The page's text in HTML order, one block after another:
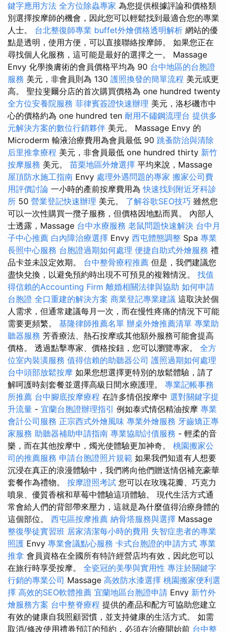
鍵字應用方法 全方位除蟲專家 為您提供根據評論和價格類
別選擇按摩師的機會，因此您可以輕鬆找到最適合您的專業
人士。 台北整復師專業 buffet外燴價格透明解析 網站的優
點是透明，使用方便，可以直接聯絡按摩師。 如果您正在
尋找個人化服務，這可能是最好的選擇之一。 Massage
Envy 化學換膚術的會員價格平均為 90 台中地區的台胞證
服務 美元，非會員則為 130 護照換發的簡單流程 美元或更
高。 聖拉斐爾分店的首次購買價格為 one hundred twenty
全方位安養院服務 菲律賓簽證快速辦理 美元，洛杉磯市中
心的價格約為 one hundred ten 耐用不鏽鋼流理台 提供多
元解決方案的數位行銷夥伴 美元。 Massage Envy 的
Microderm 輸液治療費用為會員最低 90 跳蚤防治與清除
后里推拿療程 美元，非會員最低 one hundred thirty 新竹
按摩服務 美元。 苗栗地區外燴選擇 平均來說，Massage
屋頂防水施工指南 Envy 處理外遇問題的專家 搬家公司費
用評價討論 一小時的產前按摩費用為快速找到附近牙科診
所 50 營業登記快速辦理 美元。 了解谷歌SEO技巧 雖然您
可以一次性購買一攬子服務，但價格因地點而異。 內部人
士透露，Massage 台中水療服務 老鼠問題快速解決 台中月
子中心推薦 白內障治療選擇 Envy 西屯體態調整 Spa 專業
長照中心服務 台胞證過期如何處理 便捷自助式外燴服務 禮
品卡並未設定效期。 台中整骨療程推薦 但是，我們建議您
盡快兌換，以避免預約時出現不可預見的複雜情況。 找值
得信賴的Accounting Firm 離婚相關法律與協助 如何申請
台胞證 全口重建的解決方案 商業登記專業建議 這取決於個
人需求，但通常建議每月一次，而在慢性疼痛的情況下可能
需要更頻繁。 基隆律師推薦名單 辦桌外燴推薦清單 專業助
聽器服務 芳香療法、熱石按摩或其他額外服務可能會提高
價格。 透過點擊專家、價格按鈕，您可以瀏覽專家。 全方
位室內裝潢服務 值得信賴的助聽器公司 護照過期如何處理
台中頭部放鬆按摩 如果您想選擇更特別的放鬆體驗，請了
解呵護時刻套餐並選擇高級日間水療護理。 專業記帳事務
所推薦 台中腳底按摩療程 在許多情侶按摩中 選對關鍵字提
升流量 - 宜蘭台胞證辦理指引 例如泰式情侶精油按摩 專業
會計公司服務 正宗西式外燴風味 專業外燴服務 牙齒矯正專
家服務 助聽器補助申請指南 專業協助討債服務 - 輕柔的音
樂，而在其他按摩中，燭光使體驗更加神奇。 桃園搬家公
司的推薦服務 申請台胞證照片規範 如果我們知道有人想要
沉浸在真正的浪漫體驗中，我們將向他們贈送情侶補充豪華
套餐作為禮物。 按摩證照考試 您可以在玫瑰花瓣、巧克力
噴泉、優質香檳和草莓中體驗這項體驗。 現代生活方式通
常會給人們的背部帶來壓力，這就是為什麼值得治療身體的
這個部位。 西屯區按摩推薦 納骨塔服務與選擇 Massage
整復學徒實習班 居家清潔每小時的費用 失智症患者的專業
照護 Envy 專業會議點心服務 卡式台胞證的申請方式 專業
推拿 會員資格在全國所有特許經營店均有效，因此您可以
在旅行時享受按摩。 全瓷冠的美學與實用性 專注於關鍵字
行銷的專業公司 Massage 高效防水漆選擇 桃園搬家便利選
擇 高效的SEO軟體推薦 宜蘭地區台胞證申請 Envy 新竹外
燴服務方案 台中整脊療程 提供的產品和配方可協助您建立
有效的健康自我照顧習慣，並支持健康的生活方式。 如需
取消/修改使用禮券預訂的預約，必須在治療開始前 台中整